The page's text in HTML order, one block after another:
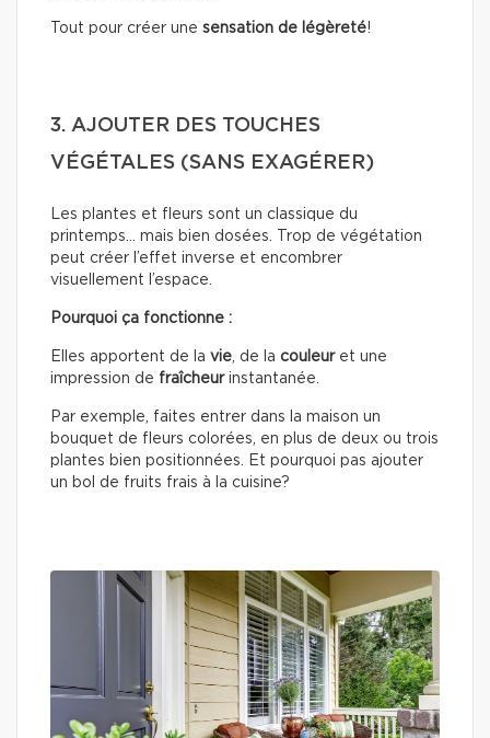
Tout pour créer une sensation de légèreté!
3. AJOUTER DES TOUCHES
VÉGÉTALES (SANS EXAGÉRER)
Les plantes et fleurs sont un classique du
printemps… mais bien dosées. Trop de végétation
peut créer l’effet inverse et encombrer
visuellement l’espace.
Pourquoi ça fonctionne :
Elles apportent de la vie, de la couleuret une
impression de fraîcheurinstantanée.
Par exemple, faites entrer dans la maison un
bouquet de fleurs colorées, en plus de deux ou trois
plantes bien positionnées. Et pourquoi pas ajouter
un bol de fruits frais à la cuisine?